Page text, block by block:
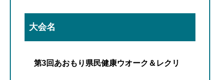
大会名
第3回あおもり県民健康ウオーク＆レクリ